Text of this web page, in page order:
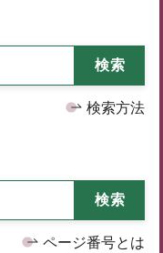
検索方法
ページ番号とは